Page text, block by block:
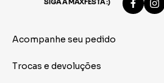
SIGA A MAXFESTA :)
Acompanhe seu pedido
Trocas e devoluções